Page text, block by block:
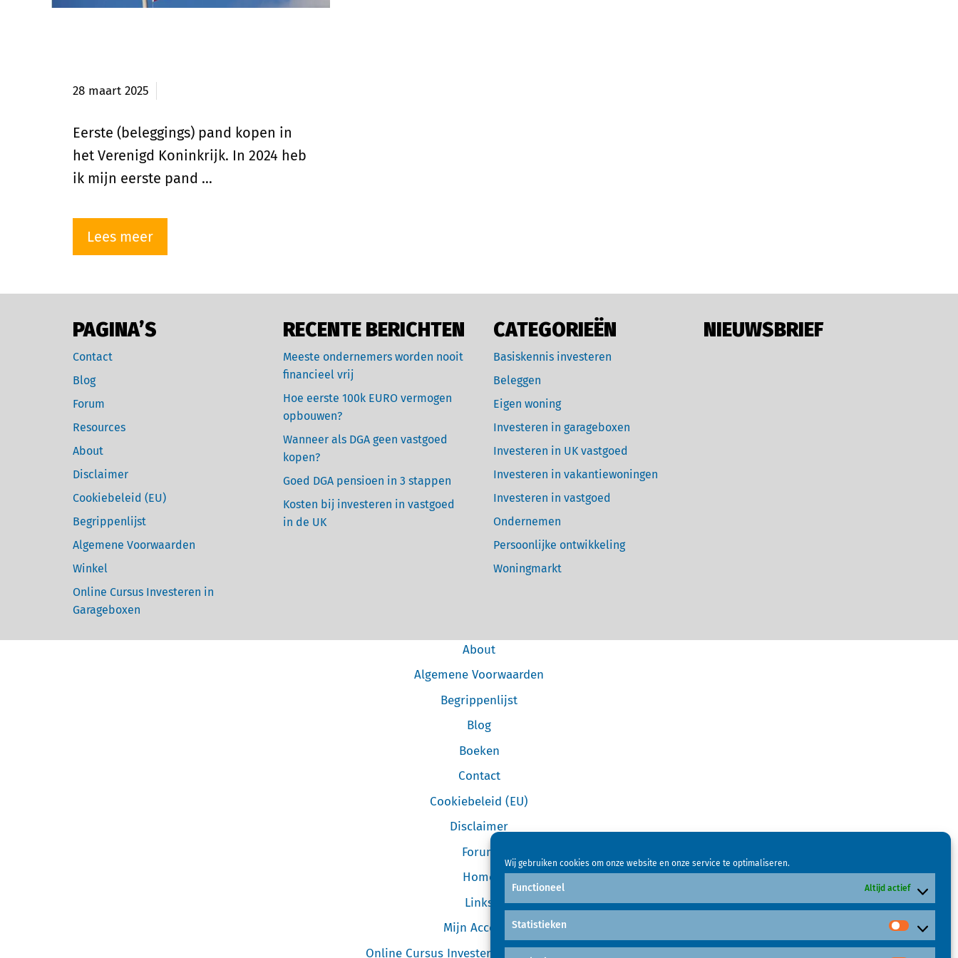
Wij gebruiken cookies om onze website en onze service te optimaliseren.
Functioneel Altijd actief
Statistieken
28 maart 2025
Eerste (beleggings) pand kopen in
het Verenigd Koninkrijk. In 2024 heb
ik mijn eerste pand …
Lees meer
PAGINA’S
Contact
Blog
Forum
Resources
About
Disclaimer
Cookiebeleid (EU)
Begrippenlijst
Algemene Voorwaarden
Winkel
Online Cursus Investeren in
Garageboxen
RECENTE BERICHTEN
Meeste ondernemers worden nooit
financieel vrij
Hoe eerste 100k EURO vermogen
opbouwen?
Wanneer als DGA geen vastgoed
kopen?
Goed DGA pensioen in 3 stappen
Kosten bij investeren in vastgoed
in de UK
CATEGORIEËN
Basiskennis investeren
Beleggen
Eigen woning
Investeren in garageboxen
Investeren in UK vastgoed
Investeren in vakantiewoningen
Investeren in vastgoed
Ondernemen
Persoonlijke ontwikkeling
Woningmarkt
NIEUWSBRIEF
About
Algemene Voorwaarden
Begrippenlijst
Blog
Boeken
Contact
Cookiebeleid (EU)
Disclaimer
Forum
Home
Links
Mijn Account
Online Cursus Investeren in Garageboxen